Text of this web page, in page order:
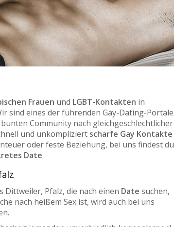
Frauen und LGBT-Kontakten in
sind eines der führenden Gay-Dating-Portale
Community nach gleichgeschlechtlicher
und unkompliziert scharfe Gay Kontakte
oder feste Beziehung, bei uns findest du
Date.
Dittweiler, Pfalz, die nach einen Date suchen,
nach heißem Sex ist, wird auch bei uns